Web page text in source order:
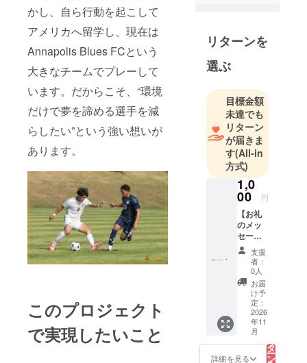
かし、自ら行動を起こして
アメリカへ留学し、現在は
Annapolis Blues FCという
大きなチームでプレーして
います。だからこそ、“環境
だけで夢を諦める選手を減
らしたい”という強い想いが
あります。
このプロジェクト
で実現したいこと
選手として
活動してい
ます。専攻
Sociology（
社会学）
で、社会問
題や人の心
理、コミュ
ニケーショ
ンなどにつ
いて学んで
います。
私は「挑戦
する人に
もっと多く
の機会を届
けたい」と
いう想いか
らEqualを立
リターンを
選ぶ
目標金額
未達でも
リターン
が届きま
す(All-in
方式)
1,0
00 円
【お礼
のメッ
セー
ジ】 感
謝の気
持ちを
込め
て、お
礼の
メッ
セージ
をお送
りしま
す。
支援
者：
0人
お届
け予
定：
2026
年11
月
詳細を見る
リ
タ
ー
ン